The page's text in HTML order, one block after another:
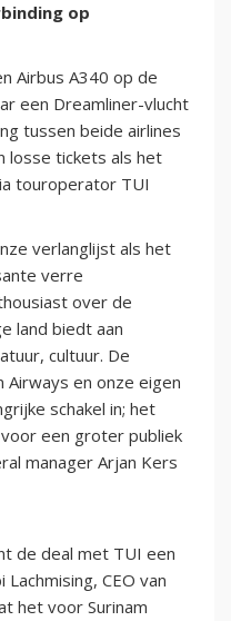
op
Airbus A340 op de
een Dreamliner-vlucht
tussen beide airlines
losse tickets als het
touroperator TUI
verlanglijst als het
verre
over de
land biedt aan
cultuur. De
Airways en onze eigen
schakel in; het
een groter publiek
manager Arjan Kers
de deal met TUI een
CEO van
het voor Surinam